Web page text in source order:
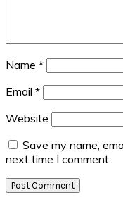
Name *
Email *
Website
Save my name,
next time I comment.